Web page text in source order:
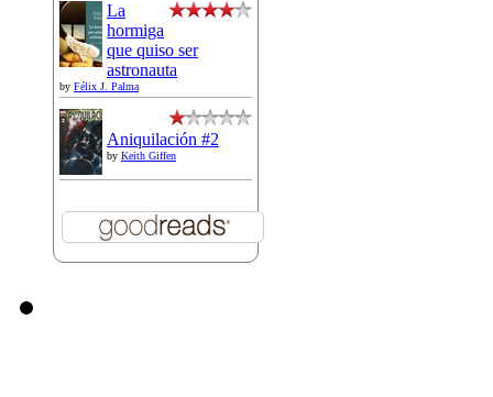
La
hormiga
que quiso ser
astronauta
by Félix J. Palma
Aniquilación #2
by Keith Giffen